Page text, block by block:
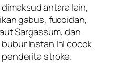
antara lain,
gabus, fucoidan,
Sargassum, dan
instan ini cocok
stroke.